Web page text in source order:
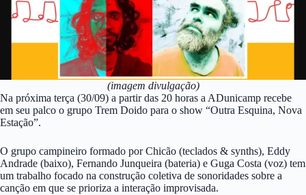
(imagem divulgação)
Na próxima terça (30/09) a partir das 20 horas a ADunicamp recebe
em seu palco o grupo Trem Doido para o show “Outra Esquina, Nova
Estação”.
O grupo campineiro formado por Chicão (teclados & synths), Eddy
Andrade (baixo), Fernando Junqueira (bateria) e Guga Costa (voz) tem
um trabalho focado na construção coletiva de sonoridades sobre a
canção em que se prioriza a interação improvisada.